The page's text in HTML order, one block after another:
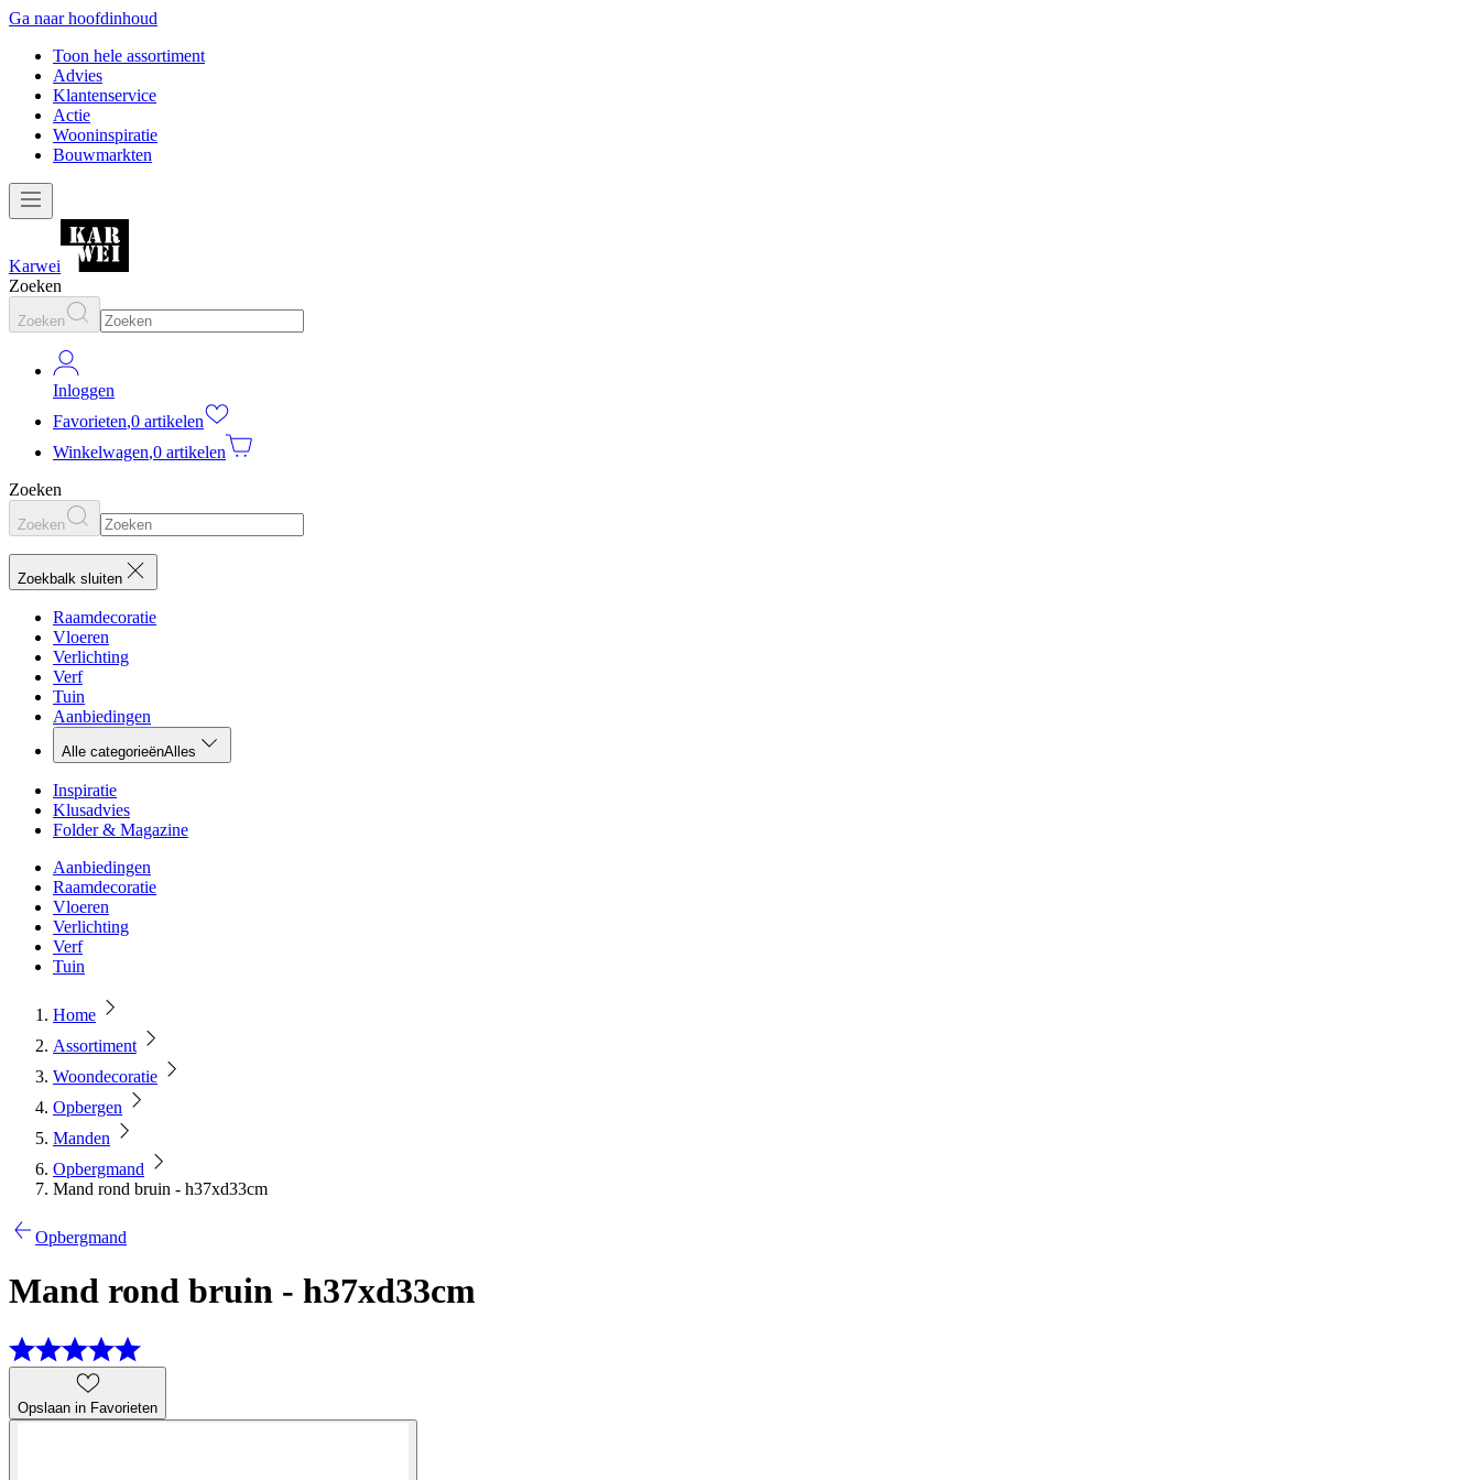
Ga naar hoofdinhoud
Toon hele assortiment
Advies
Klantenservice
Actie
Wooninspiratie
Bouwmarkten
Karwei
Zoeken
Zoeken
Inloggen
Favorieten,0 artikelen
Winkelwagen,0 artikelen
Zoeken
Zoeken
Zoekbalk sluiten
Raamdecoratie
Vloeren
Verlichting
Verf
Tuin
Aanbiedingen
Alle categorieënAlles
Inspiratie
Klusadvies
Folder & Magazine
Aanbiedingen
Raamdecoratie
Vloeren
Verlichting
Verf
Tuin
Home
Assortiment
Woondecoratie
Opbergen
Manden
Opbergmand
Mand rond bruin - h37xd33cm
Opbergmand
Mand rond bruin - h37xd33cm
Opslaan in Favorieten